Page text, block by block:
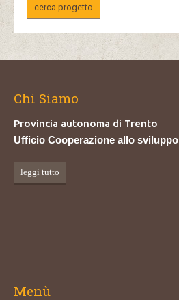
cerca progetto
Chi Siamo
Provincia autonoma di Trento
Ufficio Cooperazione allo sviluppo
leggi tutto
Menù